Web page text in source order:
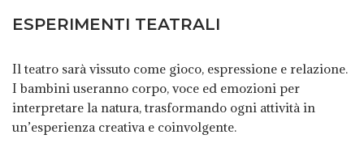
ESPERIMENTI TEATRALI
Il teatro sarà vissuto come gioco, espressione e relazione.
I bambini useranno corpo, voce ed emozioni per
interpretare la natura, trasformando ogni attività in
un’esperienza creativa e coinvolgente.